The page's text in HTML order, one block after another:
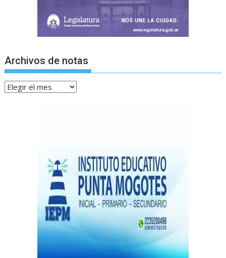
Archivos de notas
Archivos